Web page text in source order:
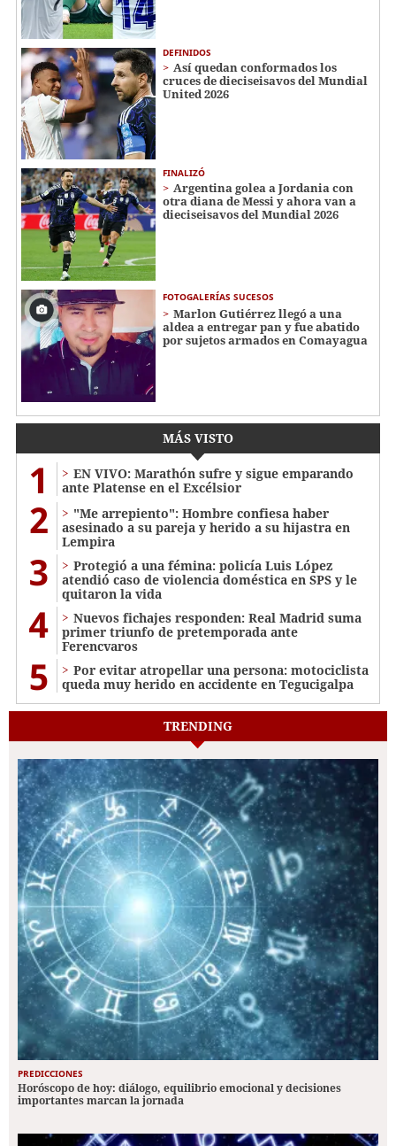
DEFINIDOS
Así quedan conformados los
cruces de dieciseisavos del Mundial
United 2026
FINALIZÓ
Argentina golea a Jordania con
otra diana de Messi y ahora van a
dieciseisavos del Mundial 2026
FOTOGALERÍAS SUCESOS
Marlon Gutiérrez llegó a una
aldea a entregar pan y fue abatido
por sujetos armados en Comayagua
MÁS VISTO
1
EN VIVO: Marathón sufre y sigue emparando
ante Platense en el Excélsior
2
"Me arrepiento": Hombre confiesa haber
asesinado a su pareja y herido a su hijastra en
Lempira
3
Protegió a una fémina: policía Luis López
atendió caso de violencia doméstica en SPS y le
quitaron la vida
4
Nuevos fichajes responden: Real Madrid suma
primer triunfo de pretemporada ante
Ferencvaros
5
Por evitar atropellar una persona: motociclista
queda muy herido en accidente en Tegucigalpa
TRENDING
PREDICCIONES
Horóscopo de hoy: diálogo, equilibrio emocional y decisiones
importantes marcan la jornada